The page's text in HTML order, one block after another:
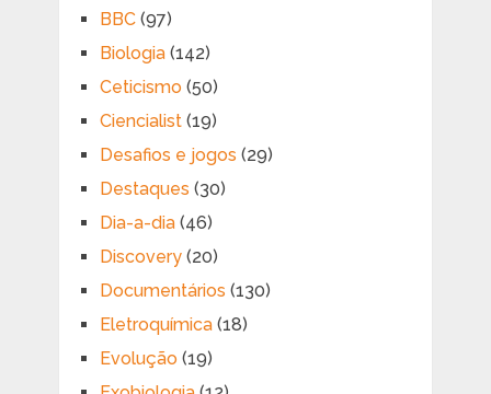
BBC(97)
Biologia(142)
Ceticismo (50)
Ciencialist(19)
Desafios e jogos (29)
Destaques (30)
Dia-a-dia(46)
Discovery(20)
Documentários (130)
Eletroquímica(18)
Evolução (19)